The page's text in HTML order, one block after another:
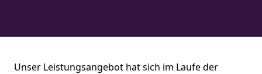
Unser Leistungsangebot hat sich im Laufe der